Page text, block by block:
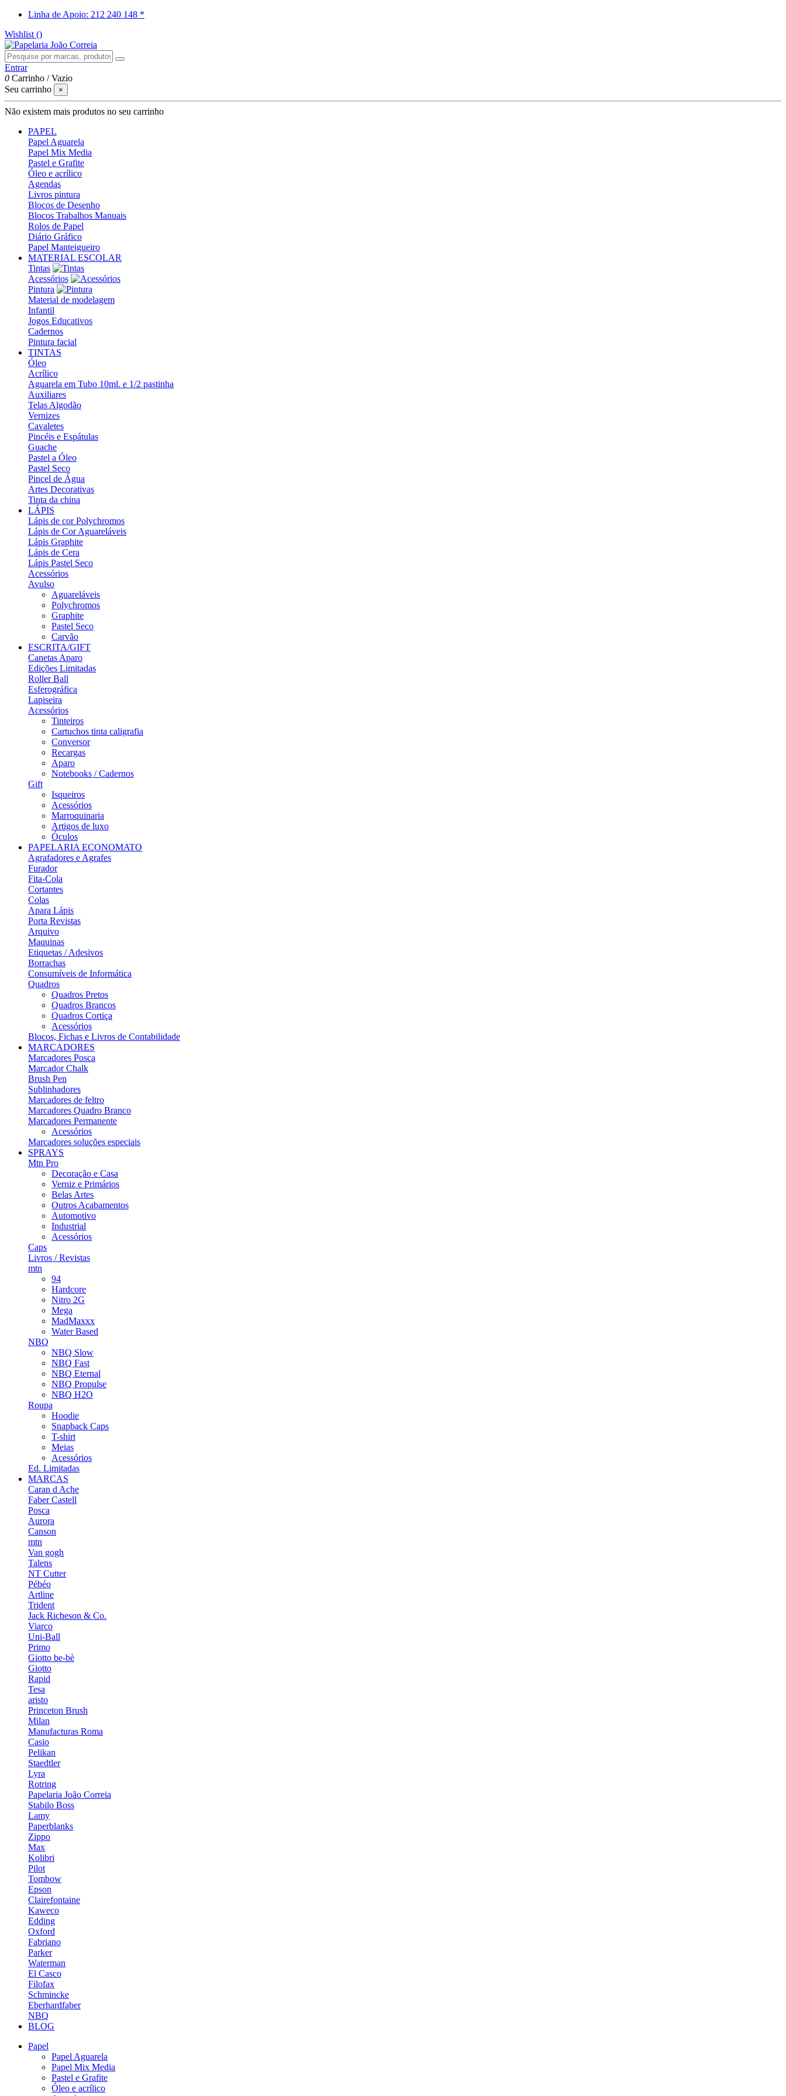
Linha de Apoio: 212 240 148 *
Wishlist ()
Entrar
0 Carrinho /Vazio
Seu carrinho
×
Não existem mais produtos no seu carrinho
PAPEL
Papel Aguarela
Papel Mix Media
Pastel e Grafite
Óleo e acrílico
Agendas
Livros pintura
Blocos de Desenho
Blocos Trabalhos Manuais
Rolos de Papel
Diário Gráfico
Papel Manteigueiro
MATERIAL ESCOLAR
Tintas
Acessórios
Pintura
Material de modelagem
Infantil
Jogos Educativos
Cadernos
Pintura facial
TINTAS
Óleo
Acrílico
Aguarela em Tubo 10ml. e 1/2 pastinha
Auxiliares
Telas Algodão
Vernizes
Cavaletes
Pincéis e Espátulas
Guache
Pastel a Óleo
Pastel Seco
Pincel de Água
Artes Decorativas
Tinta da china
LÁPIS
Lápis de cor Polychromos
Lápis de Cor Aguareláveis
Lápis Graphite
Lápis de Cera
Lápis Pastel Seco
Acessórios
Avulso
Aguareláveis
Polychromos
Graphite
Pastel Seco
Carvão
ESCRITA/GIFT
Canetas Aparo
Edições Limitadas
Roller Ball
Esferográfica
Lapiseira
Acessórios
Tinteiros
Cartuchos tinta caligrafia
Conversor
Recargas
Aparo
Notebooks / Cadernos
Gift
Isqueiros
Acessórios
Marroquinaria
Artigos de luxo
Óculos
PAPELARIA ECONOMATO
Agrafadores e Agrafes
Furador
Fita-Cola
Cortantes
Colas
Apara Lápis
Porta Revistas
Arquivo
Maquinas
Etiquetas / Adesivos
Borrachas
Consumíveis de Informática
Quadros
Quadros Pretos
Quadros Brancos
Quadros Cortiça
Acessórios
Blocos, Fichas e Livros de Contabilidade
MARCADORES
Marcadores Posca
Marcador Chalk
Brush Pen
Sublinhadores
Marcadores de feltro
Marcadores Quadro Branco
Marcadores Permanente
Acessórios
Marcadores soluções especiais
SPRAYS
Mtn Pro
Decoração e Casa
Verniz e Primários
Belas Artes
Outros Acabamentos
Automotivo
Industrial
Acessórios
Caps
Livros / Revistas
mtn
94
Hardcore
Nitro 2G
Mega
MadMaxxx
Water Based
NBQ
NBQ Slow
NBQ Fast
NBQ Eternal
NBQ Propulse
NBQ H2O
Roupa
Hoodie
Snapback Caps
T-shirt
Meias
Acessórios
Ed. Limitadas
MARCAS
Caran d Ache
Faber Castell
Posca
Aurora
Canson
mtn
Van gogh
Talens
NT Cutter
Pébéo
Artline
Trident
Jack Richeson & Co.
Viarco
Uni-Ball
Primo
Giotto be-bè
Giotto
Rapid
Tesa
aristo
Princeton Brush
Milan
Manufacturas Roma
Casio
Pelikan
Staedtler
Lyra
Rotring
Papelaria João Correia
Stabilo Boss
Lamy
Paperblanks
Zippo
Max
Kolibri
Pilot
Tombow
Epson
Clairefontaine
Kaweco
Edding
Oxford
Fabriano
Parker
Waterman
El Casco
Filofax
Schmincke
Eberhardfaber
NBQ
BLOG
Papel
Papel Aguarela
Papel Mix Media
Pastel e Grafite
Óleo e acrílico